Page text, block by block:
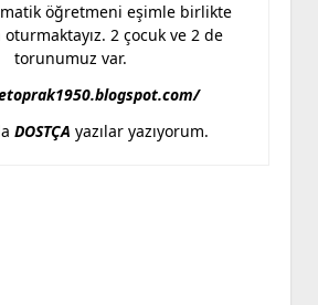
öğretmeni eşimle birlikte
oturmaktayız. 2 çocuk ve 2 de
torunumuz var.
DOSTÇA yazılar yazıyorum.